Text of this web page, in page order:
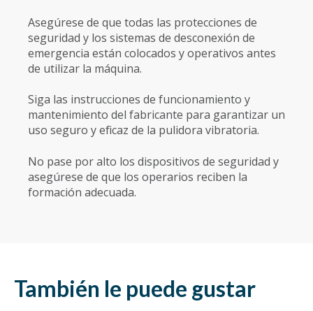
Asegúrese de que todas las protecciones de
seguridad y los sistemas de desconexión de
emergencia están colocados y operativos antes
de utilizar la máquina.
Siga las instrucciones de funcionamiento y
mantenimiento del fabricante para garantizar un
uso seguro y eficaz de la pulidora vibratoria.
No pase por alto los dispositivos de seguridad y
asegúrese de que los operarios reciben la
formación adecuada.
También le puede gustar